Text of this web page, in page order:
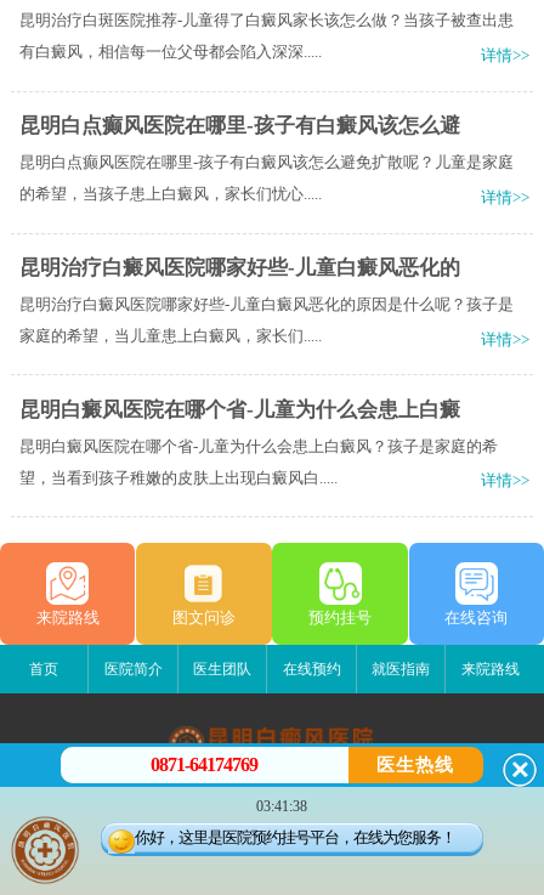
昆明治疗白斑医院推荐-儿童得了白癜风家长该怎么做？当孩子被查出患
有白癜风，相信每一位父母都会陷入深深.....
详情>>
昆明白点癫风医院在哪里-孩子有白癜风该怎么避
昆明白点癫风医院在哪里-孩子有白癜风该怎么避免扩散呢？儿童是家庭
的希望，当孩子患上白癜风，家长们忧心.....
详情>>
昆明治疗白癜风医院哪家好些-儿童白癜风恶化的
昆明治疗白癜风医院哪家好些-儿童白癜风恶化的原因是什么呢？孩子是
家庭的希望，当儿童患上白癜风，家长们.....
详情>>
昆明白癜风医院在哪个省-儿童为什么会患上白癜
昆明白癜风医院在哪个省-儿童为什么会患上白癜风？孩子是家庭的希
望，当看到孩子稚嫩的皮肤上出现白癜风白.....
详情>>
来院路线 图文问诊 预约挂号 在线咨询
首页 医院简介 医生团队 在线预约 就医指南 来院路线
昆明白癜风医院
昆明市五华区护国路2号
版权所有：昆明白癜风医院
0871-64174769 医生热线
03:41:38
你好，这里是医院预约挂号平台，在线为您服务！